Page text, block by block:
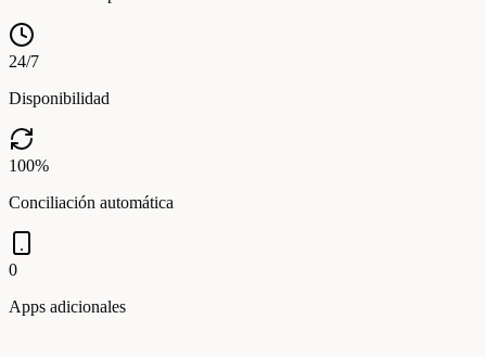
24/7
Disponibilidad
100%
Conciliación automática
0
Apps adicionales